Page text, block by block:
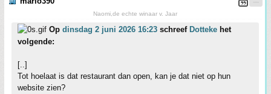
Naomi,de echte winaar v. Jaar
Op dinsdag 2 juni 2026 16:23 schreef Dotteke het
volgende:
[..]
Tot hoelaat is dat restaurant dan open, kan je dat niet op hun
website zien?